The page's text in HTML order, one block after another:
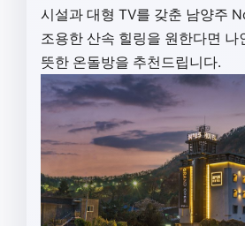
시설과 대형 TV를 갖춘 남양주
조용한 산속 힐링을 원한다면 나
뜻한 온돌방을 추천드립니다.